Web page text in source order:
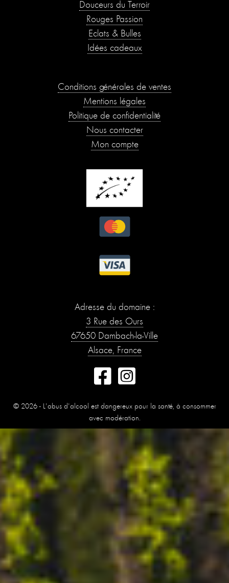
Douceurs du Terroir
Rouges Passion
Éclats & Bulles
Idées cadeaux
Conditions générales de ventes
Mentions légales
Politique de confidentialité
Nous contacter
Mon compte
Adresse du domaine :
3 Rue des Ours
67650 Dambach-la-Ville
Alsace, France
© 2026 - L'abus d'alcool est dangereux pour la santé, à consommer
avec modération.